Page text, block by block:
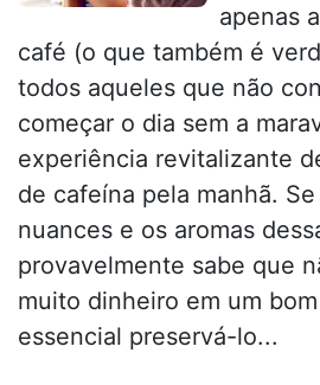
apenas
café (o que também é
todos aqueles que não
começar o dia sem a
experiência revitalizante
de cafeína pela manhã.
nuances e os aromas
provavelmente sabe que
muito dinheiro em um
essencial preservá-lo...